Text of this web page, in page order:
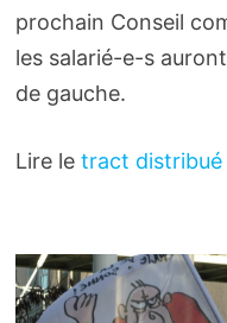
prochain Conseil
les salarié-e-s
de gauche.
Lire le tract distribué